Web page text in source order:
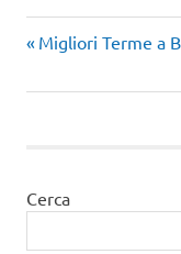
articoli
Articolo
Migliori Terme a
Cerca